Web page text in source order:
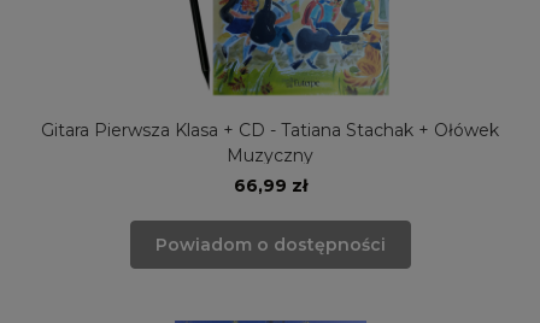
Gitara Pierwsza Klasa + CD - Tatiana Stachak + Ołówek
Muzyczny
66,99 zł
Powiadom o dostępności